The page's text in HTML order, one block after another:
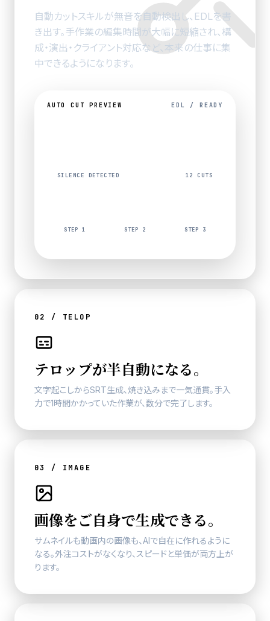
自動カットスキルが無音を自動検出し、EDLを書
き出す。手作業の編集時間が大幅に短縮され、構
成・演出・クライアント対応など、本来の仕事に集
中できるようになります。
AUTO CUT PREVIEW EDL / READY
SILENCE DETECTED 12 CUTS
STEP 1
STEP 2
STEP 3
02 / TELOP
テロップが半自動になる。
文字起こしからSRT生成、焼き込みまで一気通貫。手入
力で1時間かかっていた作業が、数分で完了します。
03 / IMAGE
画像をご自身で生成できる。
サムネイルも動画内の画像も、AIで自在に作れるように
なる。外注コストがなくなり、スピードと単価が両方上が
ります。